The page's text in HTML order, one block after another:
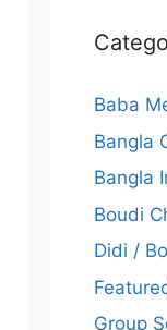
Baba
Bangla
Bangla
Boudi
Didi / Bon
Group